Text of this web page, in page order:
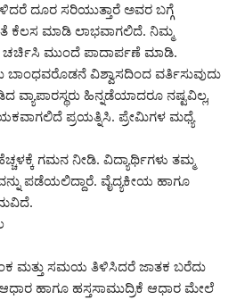
ದೂರ ಸರಿಯುತ್ತಾರೆ ಅವರ ಬಗ್ಗೆ
ಕೆಲಸ ಮಾಡಿ ಲಾಭವಾಗಲಿದೆ. ನಿಮ್ಮ
ಮುಂದೆ ಪಾದಾರ್ಪಣೆ ಮಾಡಿ.
ಬಾಂಧವರೊಡನೆ ವಿಶ್ವಾಸದಿಂದ ವರ್ತಿಸುವುದು
ಹಿನ್ನಡೆಯಾದರೂ ನಷ್ಟವಿಲ್ಲ,
ಪ್ರಯತ್ನಿಸಿ. ಪ್ರೇಮಿಗಳ ಮಧ್ಯೆ
ಗಮನ ನೀಡಿ. ವಿದ್ಯಾರ್ಥಿಗಳು ತಮ್ಮ
ಪಡೆಯಲಿದ್ದಾರೆ. ವೈದ್ಯಕೀಯ ಹಾಗೂ
ಮತ್ತು ಸಮಯ ತಿಳಿಸಿದರೆ ಜಾತಕ ಬರೆದು
ಹಾಗೂ ಹಸ್ತಸಾಮುದ್ರಿಕೆ ಆಧಾರ ಮೇಲೆ